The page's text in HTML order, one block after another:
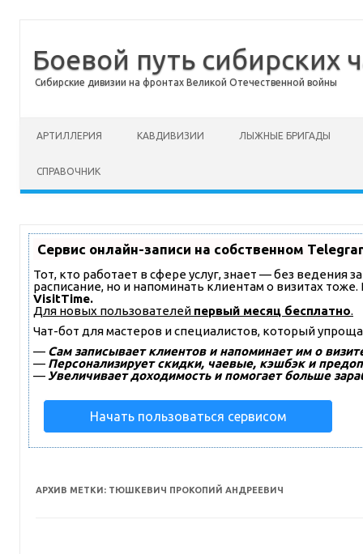
Боевой путь сибирских
Сибирские дивизии на фронтах Великой Отечественной войны
АРТИЛЛЕРИЯ КАВДИВИЗИИ ЛЫЖНЫЕ БРИГАДЫ
СПРАВОЧНИК
Сервис онлайн-записи на собственном
Тот, кто работает в сфере услуг, знает — без ведения
расписание, но и напоминать клиентам о визитах
VisitTime.
Для новых пользователей первый месяц бесплатно.
Чат-бот для мастеров и специалистов, который
— Сам записывает клиентов и напоминает им о
— Персонализирует скидки, чаевые, кэшбэк и
— Увеличивает доходимость и помогает больше
Начать пользоваться сервисом
АРХИВ МЕТКИ: ТЮШКЕВИЧ ПРОКОПИЙ АНДРЕЕВИЧ